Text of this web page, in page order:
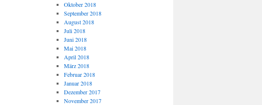
Oktober 2018
September 2018
August 2018
Juli 2018
Juni 2018
Mai 2018
April 2018
März 2018
Februar 2018
Januar 2018
Dezember 2017
November 2017